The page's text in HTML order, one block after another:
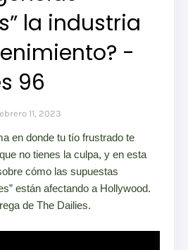
la industria
-
96
11, 2023
en donde tu tío frustrado te
no tienes la culpa, y en esta
cómo las supuestas
están afectando a Hollywood.
de The Dailies.